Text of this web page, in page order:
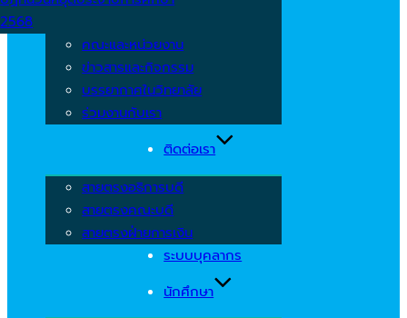
2568
คณะและหน่วยงาน
ข่าวสารและกิจกรรม
บรรยากาศในวิทยาลัย
ร่วมงานกับเรา
ติดต่อเรา
สายตรงอธิการบดี
สายตรงคณะบดี
สายตรงฝ่ายการเงิน
ระบบบุคลากร
นักศึกษา